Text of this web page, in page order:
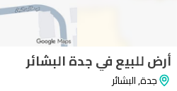
أرض للبيع في جدة البشائر
جدة,البشائر